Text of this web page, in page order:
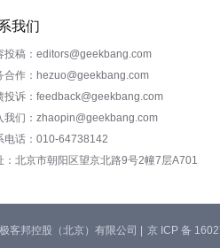
我们
投稿：editors@geekbang.com
合作：hezuo@geekbang.com
投诉：feedback@geekbang.com
我们：zhaopin@geekbang.com
电话：010-64738142
：北京市朝阳区望京北路9号2幢7层A701
邦控股（北京）有限公司 | 京 ICP 备